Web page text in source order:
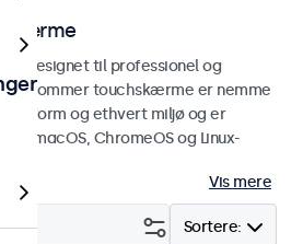
designet til professionel og
27-tommer touchskærme er nemme
og ethvert miljø og er
macOS, ChromeOS og Linux-
Vis mere
Sortere: